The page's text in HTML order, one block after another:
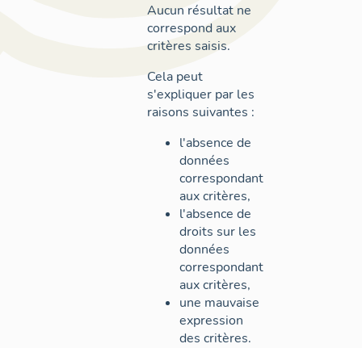
Aucun résultat ne
correspond aux
critères saisis.
Cela peut
s'expliquer par les
raisons suivantes :
l'absence de
données
correspondant
aux critères,
l'absence de
droits sur les
données
correspondant
aux critères,
une mauvaise
expression
des critères.